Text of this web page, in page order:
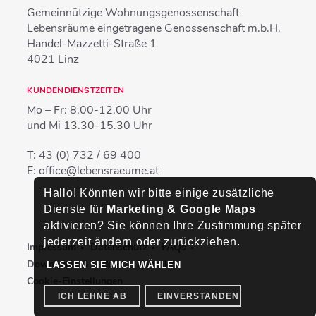
Gemeinnützige Wohnungsgenossenschaft
Lebensräume eingetragene Genossenschaft m.b.H.
Handel-Mazzetti-Straße 1
4021 Linz
KUNDENDIENSTZEITEN
Mo – Fr: 8.00-12.00 Uhr
und Mi 13.30-15.30 Uhr
T:43 (0) 732 / 69 400
E:office@lebensraeume.at
Impressum Datenschutz
FAQs
Downloads & Videos
Kontakt
Cookie-Einstellungen
Hallo! Könnten wir bitte einige zusätzliche
Dienste für Marketing & Google Maps
aktivieren? Sie können Ihre Zustimmung später
jederzeit ändern oder zurückziehen.
LASSEN SIE MICH WÄHLEN
ICH LEHNE AB EINVERSTANDEN